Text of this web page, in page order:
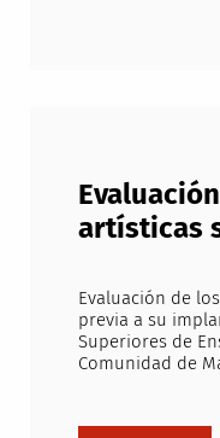
artísticas
Evaluación de
previa a su
Superiores de
Comunidad de